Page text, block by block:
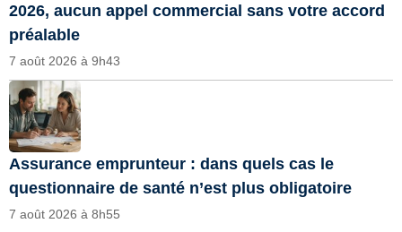
2026, aucun appel commercial sans votre accord
préalable
7 août 2026 à 9h43
Assurance emprunteur : dans quels cas le
questionnaire de santé n’est plus obligatoire
7 août 2026 à 8h55